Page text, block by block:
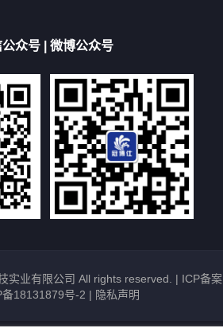
球杆清洗机
全自动/半自动系列
双槽三槽四槽五槽多槽系列
频
声波清洗机除油污
声波清洗机洗眼镜
众号 | 微博公众号
实业有限公司 All rights reserved. | ICP备案
备18131879号-2 | 隐私声明